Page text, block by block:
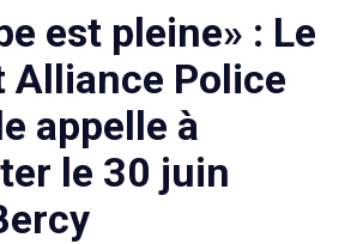
est pleine» : Le
Alliance Police
appelle à
le 30 juin